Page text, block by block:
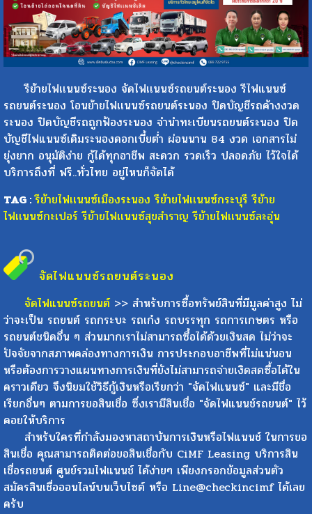
รีย้ายไฟเเนนซ์ระนอง จัดไฟเเนนซ์รถยนต์ระนอง รีไฟแนนซ์
รถยนต์ระนอง โอนย้ายไฟเเนนซ์รถยนต์ระนอง ปิดบัญชีรถค้างงวด
ระนอง ปิดบัญชีรถถูกฟ้องระนอง จำนำทะเบียนรถยนต์ระนอง ปิด
บัญชีไฟแนนซ์เดิมระนองดอกเบี้ยต่ำ ผ่อนนาน 84 งวด เอกสารไม่
ยุ่งยาก อนุมัติง่าย กู้ได้ทุกอาชีพ สะดวก รวดเร็ว ปลอดภัย ไว้ใจได้
บริการถึงที่ ฟรี..ทั่วไทย อยู่ไหนก็จัดได้
TAG :รีย้ายไฟเเนนซ์เมืองระนอง รีย้ายไฟเเนนซ์กระบุรี รีย้าย
ไฟเเนนซ์กะเปอร์ รีย้ายไฟเเนนซ์สุขสำราญ รีย้ายไฟเเนนซ์ละอุ่น
จัดไฟแนนซ์รถยนต์ระนอง
จัดไฟแนนซ์รถยนต์ >> สำหรับการซื้อทรัพย์สินที่มีมูลค่าสูง ไม่
ว่าจะเป็น รถยนต์ รถกระบะ รถเก๋ง รถบรรทุก รถการเกษตร หรือ
รถยนต์ชนิดอื่น ๆ ส่วนมากเราไม่สามารถซื้อได้ด้วยเงินสด ไม่ว่าจะ
ปัจจัยจากสภาพคล่องทางการเงิน การประกอบอาชีพที่ไม่แน่นอน
หรือต้องการวางแผนทางการเงินที่ยังไม่สามารถจ่ายเงิดสดซื้อได้ใน
คราวเดียว จึงนิยมใช้วิธีกู้เงินหรือเรียกว่า "จัดไฟแนนซ์" และมีชื่อ
เรียกอื่นๆ ตามการขอสินเชื่อ ซึ่งเรามีสินเชื่อ "จัดไฟแนนช์รถยนต์" ไว้
คอยให้บริการ
สำหรับใครที่กำลังมองหาสถาบันการเงินหรือไฟแนนช์ ในการขอ
สินเชื่อ คุณสามารถติดต่อขอสินเชื่อกับ CiMF Leasing บริการสิน
เชื่อรถยนต์ ศูนย์รวมไฟแนนช์ ได้ง่ายๆ เพียงกรอกข้อมูลส่วนตัว
สมัครสินเชื่อออนไลน์บนเว็บไซต์ หรือ Line@checkincimf ได้เลย
ครับ